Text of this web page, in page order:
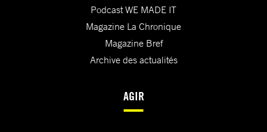
Podcast WE MADE IT
Magazine La Chronique
Magazine Bref
Archive des actualités
AGIR